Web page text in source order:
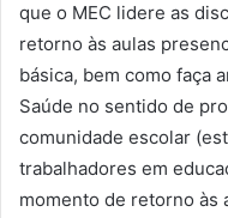
que o MEC lidere as
retorno às aulas
básica, bem como faça
Saúde no sentido de
comunidade escolar
trabalhadores em
momento de retorno às